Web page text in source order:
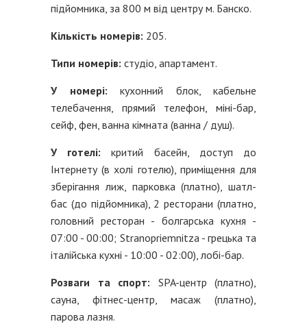
підйомника, за 800 м від центру м. Банско.
Кількість номерів: 205.
Типи номерів: студіо, апартамент.
У номері: кухонний блок, кабельне
телебачення, прямий телефон, міні-бар,
сейф, фен, ванна кімната (ванна / душ).
У готелі: критий басейн, доступ до
Інтернету (в холі готелю), приміщення для
зберігання лиж, парковка (платно), шатл-
бас (до підйомника), 2 ресторани (платно,
головний ресторан - болгарська кухня -
07:00 - 00:00; Stranopriemnitza - грецька та
італійська кухні - 10:00 - 02:00), лобі-бар.
Розваги та спорт: SPA-центр (платно),
сауна, фітнес-центр, масаж (платно),
парова лазня.